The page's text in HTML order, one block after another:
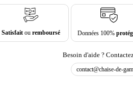
Satisfait ouremboursé Données 100%
Besoin d'aide ?
contact@chaise-de-